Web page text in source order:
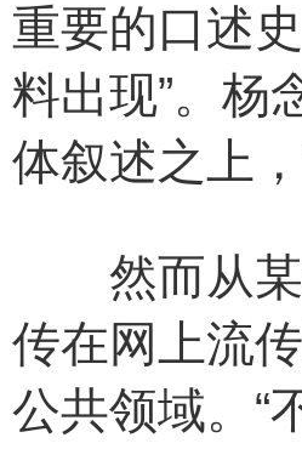
重要的口述
料出现”。杨
体叙述之上
然而从某
传在网上流
公共领域。“